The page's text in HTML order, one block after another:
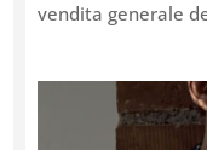
vendita generale